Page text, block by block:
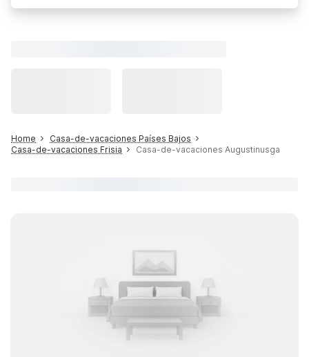
Home
Casa-de-vacaciones Países Bajos
Casa-de-vacaciones Frisia
Casa-de-vacaciones Augustinusga